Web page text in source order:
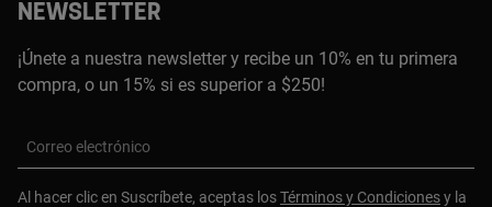
NEWSLETTER
¡Únete a nuestra newsletter y recibe un 10% en tu primera
compra, o un 15% si es superior a $250!
Correo electrónico
Al hacer clic en Suscríbete, aceptas losTérminos y Condicionesy la